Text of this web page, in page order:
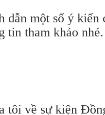
dẫn một số ý
tin tham khảo nhé.
tôi về sự kiện